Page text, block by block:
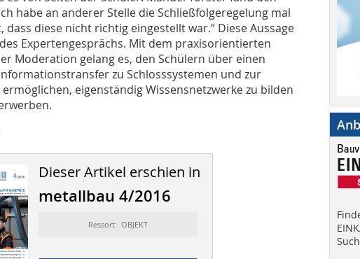
habe an anderer Stelle die Schließfolgeregelung mal
diese nicht richtig eingestellt war.“ Diese Aussage
Expertengesprächs. Mit dem praxisorientierten
Moderation gelang es, den Schülern über einen
zu Schlosssystemen und zur
eigenständig Wissensnetzwerke zu bilden
Dieser Artikel erschien in
metallbau 4/2016
Ressort: OBJEKT